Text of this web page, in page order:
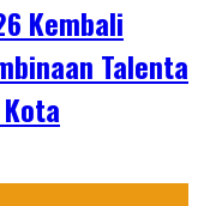
Kembali
Talenta